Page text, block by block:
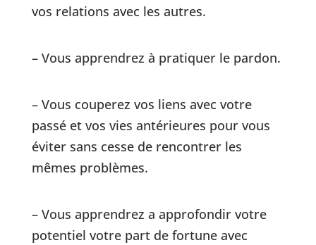
vos relations avec les autres.
– Vous apprendrez à pratiquer le pardon.
– Vous couperez vos liens avec votre
passé et vos vies antérieures pour vous
éviter sans cesse de rencontrer les
mêmes problèmes.
– Vous apprendrez a approfondir votre
potentiel votre part de fortune avec